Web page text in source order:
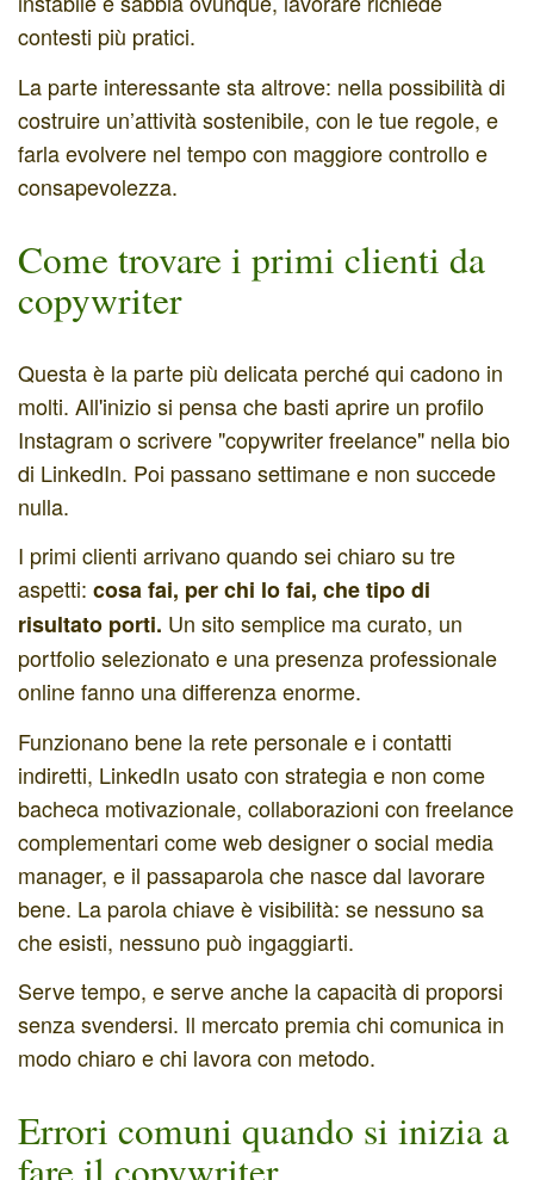
contesti più pratici.
La parte interessante sta altrove: nella possibilità di
costruire un’attività sostenibile, con le tue regole, e
farla evolvere nel tempo con maggiore controllo e
consapevolezza.
Come trovare i primi clienti da
copywriter
Questa è la parte più delicata perché qui cadono in
molti. All'inizio si pensa che basti aprire un profilo
Instagram o scrivere "copywriter freelance" nella bio
di LinkedIn. Poi passano settimane e non succede
nulla.
I primi clienti arrivano quando sei chiaro su tre
aspetti: cosa fai, per chi lo fai, che tipo di
risultato porti. Un sito semplice ma curato, un
portfolio selezionato e una presenza professionale
online fanno una differenza enorme.
Funzionano bene la rete personale e i contatti
indiretti, LinkedIn usato con strategia e non come
bacheca motivazionale, collaborazioni con freelance
complementari come web designer o social media
manager, e il passaparola che nasce dal lavorare
bene. La parola chiave è visibilità: se nessuno sa
che esisti, nessuno può ingaggiarti.
Serve tempo, e serve anche la capacità di proporsi
senza svendersi. Il mercato premia chi comunica in
modo chiaro e chi lavora con metodo.
Errori comuni quando si inizia a